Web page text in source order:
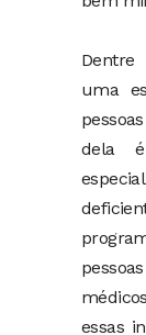
uma
dela é
essas